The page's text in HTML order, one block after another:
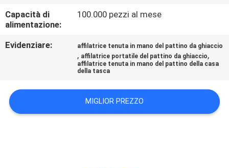
CASI
PREVENTIVO
Capacità di
alimentazione:
100.000 pezzi al mese
Evidenziare: affilatrice tenuta in mano del pattino da ghiaccio
, affilatrice portatile del pattino da ghiaccio,
affilatrice tenuta in mano del pattino della casa
della tasca
MIGLIOR PREZZO